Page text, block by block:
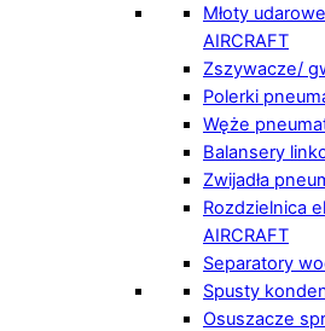
Młoty
AIRCRAFT
Zszywacze/
Polerki
Węże
Balansery
Zwijadła
Rozdzielnica
AIRCRAFT
Separatory
Spusty
Osuszacze